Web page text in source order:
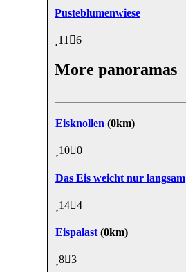
Pusteblumenwiese
11 6
More panoramas
Eisknollen (0km)
10 0
Das Eis weicht nur langsam
14 4
Eispalast (0km)
8 3